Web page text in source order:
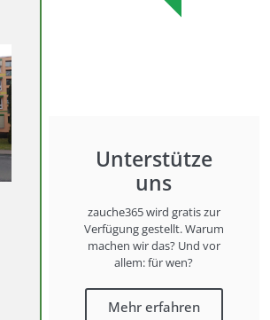
Unterstütze
uns
zauche365 wird gratis zur
Verfügung gestellt. Warum
machen wir das? Und vor
allem: für wen?
Mehr erfahren